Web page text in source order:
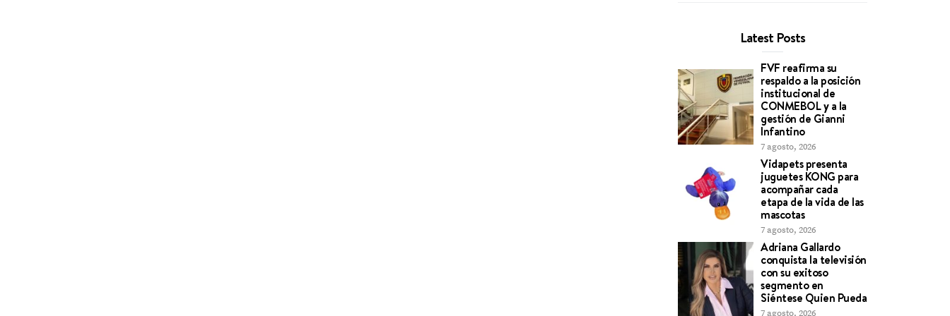
Latest Posts
FVF reafirma su
respaldo a la posición
institucional de
CONMEBOL y a la
gestión de Gianni
Infantino
7 agosto, 2026
Vidapets presenta
juguetes KONG para
acompañar cada
etapa de la vida de las
mascotas
7 agosto, 2026
Adriana Gallardo
conquista la televisión
con su exitoso
segmento en
Siéntese Quien Pueda
7 agosto, 2026